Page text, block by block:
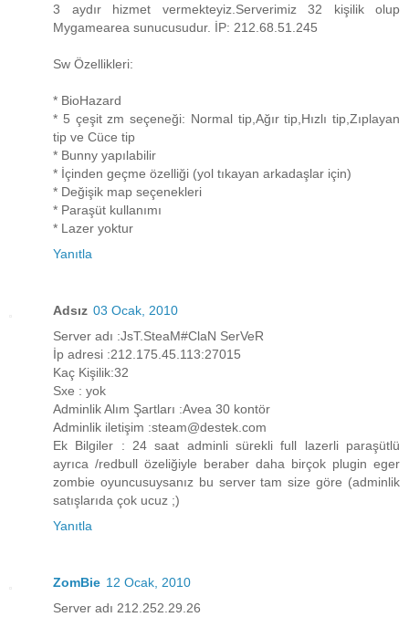
3 aydır hizmet vermekteyiz.Serverimiz 32 kişilik olup
Mygamearea sunucusudur. İP: 212.68.51.245
Sw Özellikleri:
* BioHazard
* 5 çeşit zm seçeneği: Normal tip,Ağır tip,Hızlı tip,Zıplayan
tip ve Cüce tip
* Bunny yapılabilir
* İçinden geçme özelliği (yol tıkayan arkadaşlar için)
* Değişik map seçenekleri
* Paraşüt kullanımı
* Lazer yoktur
Yanıtla
Adsız 03 Ocak, 2010
Server adı :JsT.SteaM#ClaN SerVeR
İp adresi :212.175.45.113:27015
Kaç Kişilik:32
Sxe : yok
Adminlik Alım Şartları :Avea 30 kontör
Adminlik iletişim :steam@destek.com
Ek Bilgiler : 24 saat adminli sürekli full lazerli paraşütlü
ayrıca /redbull özeliğiyle beraber daha birçok plugin eger
zombie oyuncusuysanız bu server tam size göre (adminlik
satışlarıda çok ucuz ;)
Yanıtla
ZomBie 12 Ocak, 2010
Server adı 212.252.29.26